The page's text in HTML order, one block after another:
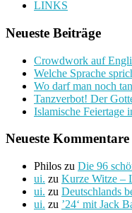
LINKS
Neueste Beiträge
Crowdwork auf
Welche Sprache
Wo darf man noch
Tanzverbot! Der
Islamische Feiertage
Neueste Kommentare
Philos zu Die 96
ui. zu Kurze Witze –
ui. zu Deutschlands
ui. zu ’24‘ mit Jack